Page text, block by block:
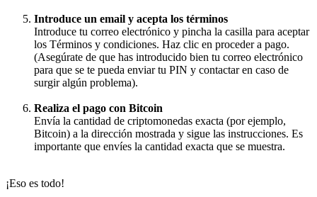
Introduce un email y acepta los términos
Introduce tu correo electrónico y pincha la casilla para aceptar
los Términos y condiciones. Haz clic en proceder a pago.
(Asegúrate de que has introducido bien tu correo electrónico
para que se te pueda enviar tu PIN y contactar en caso de
surgir algún problema).
Realiza el pago con Bitcoin
Envía la cantidad de criptomonedas exacta (por ejemplo,
Bitcoin) a la dirección mostrada y sigue las instrucciones. Es
importante que envíes la cantidad exacta que se muestra.
¡Eso es todo!